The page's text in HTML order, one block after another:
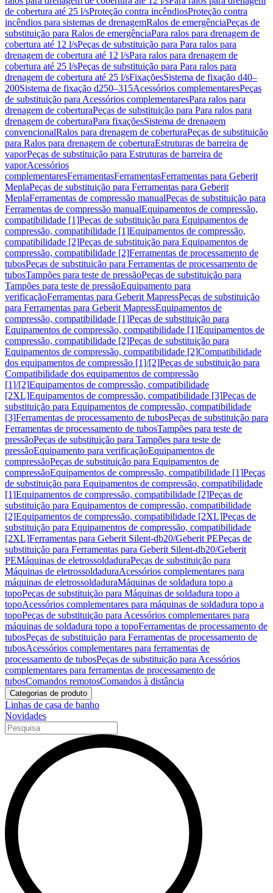
de cobertura até 25 l/sProteção contra incêndiosProteção contra
incêndios para sistemas de drenagemRalos de emergênciaPeças de
substituição para Ralos de emergênciaPara ralos para drenagem de
cobertura até 12 l/sPeças de substituição para Para ralos para
drenagem de cobertura até 12 l/sPara ralos para drenagem de
cobertura até 25 l/sPeças de substituição para Para ralos para
drenagem de cobertura até 25 l/sFixaçõesSistema de fixação d40–
200Sistema de fixação d250–315Acessórios complementaresPeças
de substituição para Acessórios complementaresPara ralos para
drenagem de coberturaPeças de substituição para Para ralos para
drenagem de coberturaPara fixaçõesSistema de drenagem
convencionalRalos para drenagem de coberturaPeças de substituição
para Ralos para drenagem de coberturaEstruturas de barreira de
vaporPeças de substituição para Estruturas de barreira de
vaporAcessórios
complementaresFerramentasFerramentasFerramentas para Geberit
MeplaPeças de substituição para Ferramentas para Geberit
MeplaFerramentas de compressão manualPeças de substituição para
Ferramentas de compressão manualEquipamentos de compressão,
compatibilidade [1]Peças de substituição para Equipamentos de
compressão, compatibilidade [1]Equipamentos de compressão,
compatibilidade [2]Peças de substituição para Equipamentos de
compressão, compatibilidade [2]Ferramentas de processamento de
tubosPeças de substituição para Ferramentas de processamento de
tubosTampões para teste de pressãoPeças de substituição para
Tampões para teste de pressãoEquipamento para
verificaçãoFerramentas para Geberit MapressPeças de substituição
para Ferramentas para Geberit MapressEquipamentos de
compressão, compatibilidade [1]Peças de substituição para
Equipamentos de compressão, compatibilidade [1]Equipamentos de
compressão, compatibilidade [2]Peças de substituição para
Equipamentos de compressão, compatibilidade [2]Compatibilidade
dos equipamentos de compressão [1]/[2]Peças de substituição para
Compatibilidade dos equipamentos de compressão
[1]/[2]Equipamentos de compressão, compatibilidade
[2XL]Equipamentos de compressão, compatibilidade [3]Peças de
substituição para Equipamentos de compressão, compatibilidade
[3]Ferramentas de processamento de tubosPeças de substituição para
Ferramentas de processamento de tubosTampões para teste de
pressãoPeças de substituição para Tampões para teste de
pressãoEquipamento para verificaçãoEquipamentos de
compressãoPeças de substituição para Equipamentos de
compressãoEquipamentos de compressão, compatibilidade [1]Peças
de substituição para Equipamentos de compressão, compatibilidade
[1]Equipamentos de compressão, compatibilidade [2]Peças de
substituição para Equipamentos de compressão, compatibilidade
[2]Equipamentos de compressão, compatibilidade [2XL]Peças de
substituição para Equipamentos de compressão, compatibilidade
[2XL]Ferramentas para Geberit Silent-db20/Geberit PEPeças de
substituição para Ferramentas para Geberit Silent-db20/Geberit
PEMáquinas de eletrossoldaduraPeças de substituição para
Máquinas de eletrossoldaduraAcessórios complementares para
máquinas de eletrossoldaduraMáquinas de soldadura topo a
topoPeças de substituição para Máquinas de soldadura topo a
topoAcessórios complementares para máquinas de soldadura topo a
topoPeças de substituição para Acessórios complementares para
máquinas de soldadura topo a topoFerramentas de processamento de
tubosPeças de substituição para Ferramentas de processamento de
tubosAcessórios complementares para ferramentas de
processamento de tubosPeças de substituição para Acessórios
complementares para ferramentas de processamento de
tubosComandos remotosComandos à distância
Categorias de produto
Linhas de casa de banho
Novidades